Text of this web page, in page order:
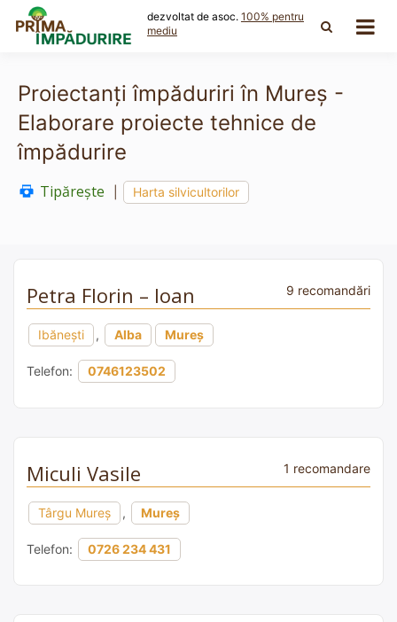
content
dezvoltat de asoc. 100% pentru
mediu
Proiectanți împăduriri în Mureș -
Elaborare proiecte tehnice de
împădurire
Tipărește Harta silvicultorilor
Petra Florin – Ioan 9 recomandări
Ibănești , Alba Mureș
Telefon: 0746123502
Miculi Vasile 1 recomandare
Târgu Mureș , Mureș
Telefon: 0726 234 431